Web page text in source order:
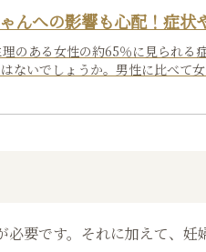
んへの影響も心配！症状
のある女性の約65％に見られる
ないでしょうか。男性に比べて
要です。それに加えて、